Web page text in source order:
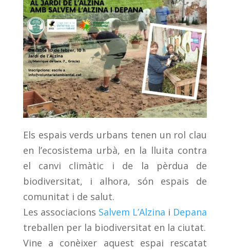
Els espais verds urbans tenen un rol clau
en l’ecosistema urbà, en la lluita contra
el canvi climàtic i de la pèrdua de
biodiversitat, i alhora, són espais de
comunitat i de salut.
Les associacions Salvem L’Alzina i Depana
treballen per la biodiversitat en la ciutat.
Vine a conèixer aquest espai rescatat